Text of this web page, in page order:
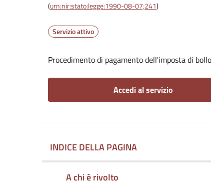
(urn:nir:stato:legge:1990-08-07;241)
Servizio attivo
Procedimento di pagamento dell'imposta di
Accedi al servizio
INDICE DELLA PAGINA
A chi è rivolto